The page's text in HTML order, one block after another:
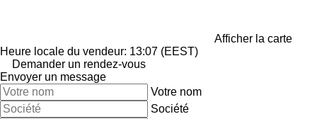
Afficher la carte
Heure locale du vendeur: 13:07 (EEST)
Demander un rendez-vous
Envoyer un message
Votre nom
Société